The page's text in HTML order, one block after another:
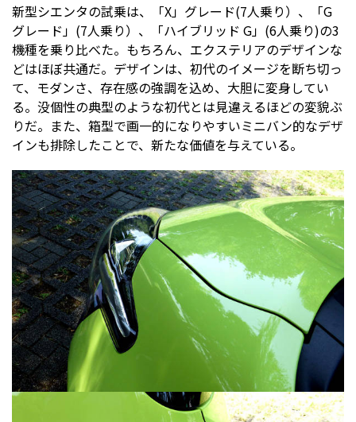
新型シエンタの試乗は、「X」グレード(7人乗り）、「G
グレード」(7人乗り）、「ハイブリッド G」(6人乗り)の3
機種を乗り比べた。もちろん、エクステリアのデザインな
どはほぼ共通だ。デザインは、初代のイメージを断ち切っ
て、モダンさ、存在感の強調を込め、大胆に変身してい
る。没個性の典型のような初代とは見違えるほどの変貌ぶ
りだ。また、箱型で画一的になりやすいミニバン的なデザ
インも排除したことで、新たな価値を与えている。